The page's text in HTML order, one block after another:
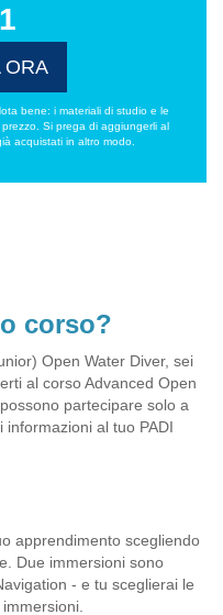
ORA
bene: i materiali di studio e le
Si prega di aggiungerli al
acquistati in altro modo.
corso?
Open Water Diver, sei
al corso Advanced Open
partecipare solo a
al tuo PADI
apprendimento scegliendo
Due immersioni sono
- e tu sceglierai le